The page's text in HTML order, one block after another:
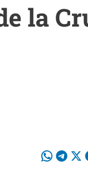
la